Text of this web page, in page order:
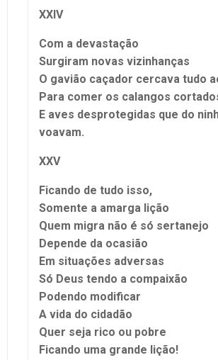
XXIV
Com a devastação
Surgiram novas vizinhanças
O gavião caçador cercava tudo
Para comer os calangos
E aves desprotegidas que do
voavam.
XXV
Ficando de tudo isso,
Somente a amarga lição
Quem migra não é só sertanejo
Depende da ocasião
Em situações adversas
Só Deus tendo a compaixão
Podendo modificar
A vida do cidadão
Quer seja rico ou pobre
Ficando uma grande lição!